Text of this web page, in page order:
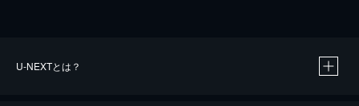
U-NEXTとは？